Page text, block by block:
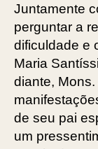
Juntamente
perguntar a
dificuldade e
Maria
diante,
de seu pai
um